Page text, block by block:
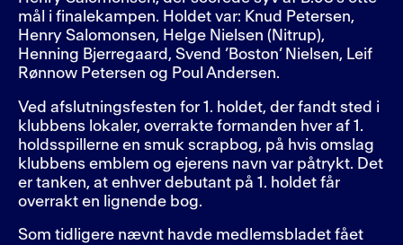
mål i finalekampen. Holdet var: Knud Petersen,
Henry Salomonsen, Helge Nielsen (Nitrup),
Henning Bjerregaard, Svend ’Boston’ Nielsen, Leif
Rønnow Petersen og Poul Andersen.
Ved afslutningsfesten for 1. holdet, der fandt sted i
klubbens lokaler, overrakte formanden hver af 1.
holdsspillerne en smuk scrapbog, på hvis omslag
klubbens emblem og ejerens navn var påtrykt. Det
er tanken, at enhver debutant på 1. holdet får
overrakt en lignende bog.
Som tidligere nævnt havde medlemsbladet fået